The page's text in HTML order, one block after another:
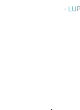
・